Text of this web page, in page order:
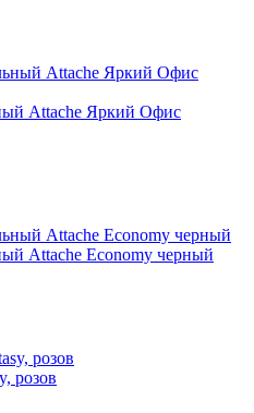
Attache Яркий Офис
Attache Economy черный
розов